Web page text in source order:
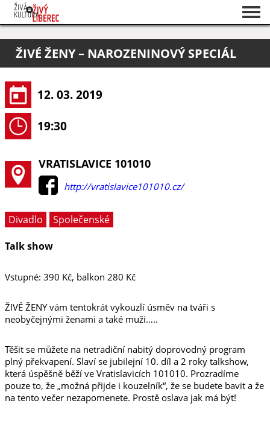
O projektu
Pořadatelé
ŽIVÉ ŽENY – NAROZENINOVÝ SPECIÁL
12. 03. 2019
19:30
VRATISLAVICE 101010
http://vratislavice101010.cz/
Divadlo
Společenské
Talk show
Vstupné: 390 Kč, balkon 280 Kč
ŽIVÉ ŽENY vám tentokrát vykouzlí úsměv na tváři s
neobyčejnými ženami a také muži…..
Těšit se můžete na netradiční nabitý doprovodný program
plný překvapení. Slaví se jubilejní 10. díl a 2 roky talkshow,
která úspěšně běží ve Vratislavicích 101010. Prozradíme
pouze to, že „možná přijde i kouzelník“, že se budete bavit a že
na tento večer nezapomenete. Prostě oslava jak má být!